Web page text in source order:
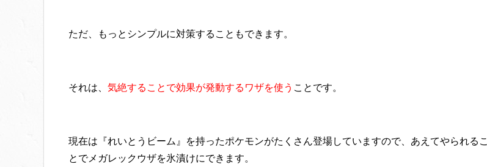
ただ、もっとシンプルに対策することもできます。
それは、 気絶することで効果が発動するワザを使う ことです。
現在は『れいとうビーム』を持ったポケモンがたくさん登場していますので、あえてやられるこ
とでメガレックウザを氷漬けにできます。